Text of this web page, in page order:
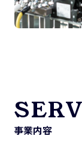
事業内容